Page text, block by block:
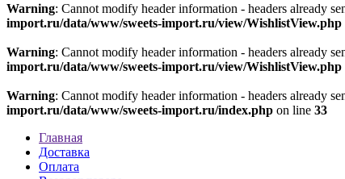
Warning: Cannot modify header information - headers already
import.ru/data/www/sweets-import.ru/view/WishlistView.php
Warning: Cannot modify header information - headers already
import.ru/data/www/sweets-import.ru/view/WishlistView.php
Warning: Cannot modify header information - headers already
import.ru/data/www/sweets-import.ru/index.php on line 33
Главная
Доставка
Оплата